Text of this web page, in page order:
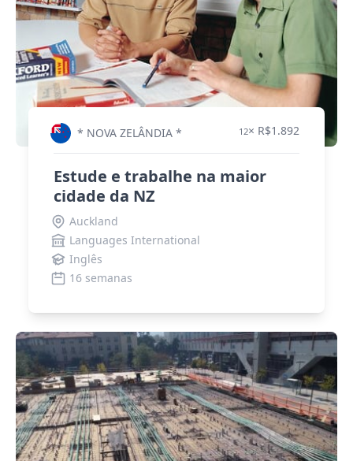
* NOVA ZELÂNDIA * 12× R$1.892
Estude e trabalhe na maior
cidade da NZ
Auckland
Languages International
Inglês
16 semanas